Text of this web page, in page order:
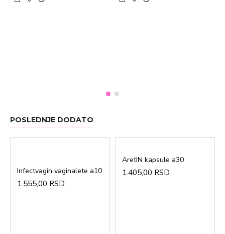
POSLEDNJE DODATO
Infectvagin vaginalete a10
1.555,00 RSD
AretIN kapsule a30
1.405,00 RSD